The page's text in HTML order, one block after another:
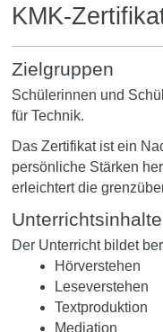
KMK-
Zielgruppen
Schülerinnen und
für Technik.
Das Zertifikat ist ein
persönliche Stärken
erleichtert die
Unterrichtsinhalte
Der Unterricht bildet
Hörverstehen
Leseverstehen
Textproduktion
Mediation